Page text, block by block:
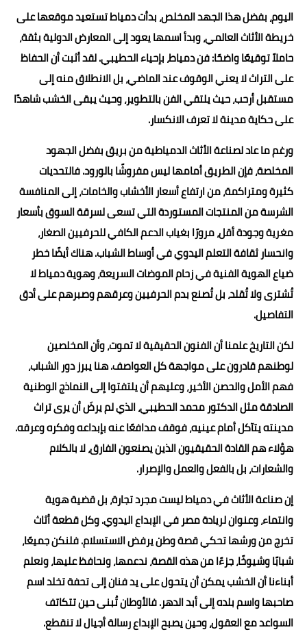
اليوم، بفضل هذا الجهد المخلص، بدأت دمياط تستعيد موقعها على
خريطة الأثاث العالمي، وبدأ اسمها يعود إلى المعارض الدولية بثقة،
حاملاً توقيعًا واضحًا: فن دمياط، بإحياء الحطيبي. لقد أثبت أن الحفاظ
على التراث لا يعني الوقوف عند الماضي، بل الانطلاق منه إلى
مستقبل أرحب، حيث يلتقي الفن بالتطوير، وحيث يبقى الخشب شاهدًا
على حكاية مدينة لا تعرف الانكسار.
ورغم ما عاد لصناعة الأثاث الدمياطية من بريق بفضل الجهود
المخلصة، فإن الطريق أمامها ليس مفروشًا بالورود. فالتحديات
كثيرة ومتراكمة، من ارتفاع أسعار الأخشاب والخامات، إلى المنافسة
الشرسة من المنتجات المستوردة التي تسعى لسرقة السوق بأسعار
مغرية وجودة أقل، مرورًا بغياب الدعم الكافي للحرفيين الصغار،
وانحسار ثقافة التعلم اليدوي في أوساط الشباب. هناك أيضًا خطر
ضياع الهوية الفنية في زحام الموضات السريعة، وهوية دمياط لا
تُشترى ولا تُقلد، بل تُصنع بدم الحرفيين وعرقهم وصبرهم على أدق
التفاصيل.
لكن التاريخ علمنا أن الفنون الحقيقية لا تموت، وأن المخلصين
لوطنهم قادرون على مواجهة كل العواصف. هنا يبرز دور الشباب،
فهم الأمل والحصن الأخير، وعليهم أن يلتفتوا إلى النماذج الوطنية
الصادقة مثل الدكتور محمد الحطيبي، الذي لم يرضَ أن يرى تراث
مدينته يتآكل أمام عينيه، فوقف مدافعًا عنه بإبداعه وفكره وعرقه.
هؤلاء هم القادة الحقيقيون الذين يصنعون الفارق، لا بالكلام
والشعارات، بل بالفعل والعمل والإصرار.
إن صناعة الأثاث في دمياط ليست مجرد تجارة، بل قضية هوية
وانتماء، وعنوان لريادة مصر في الإبداع اليدوي. وكل قطعة أثاث
تخرج من ورشها تحكي قصة وطن يرفض الاستسلام. فلنكن جميعًا،
شبابًا وشيوخًا، جزءًا من هذه القصة، ندعمها، ونحافظ عليها، ونعلم
أبناءنا أن الخشب يمكن أن يتحول على يد فنان إلى تحفة تخلد اسم
صاحبها واسم بلده إلى أبد الدهر. فالأوطان تُبنى حين تتكاتف
السواعد مع العقول، وحين يصبح الإبداع رسالة أجيال لا تنقطع.